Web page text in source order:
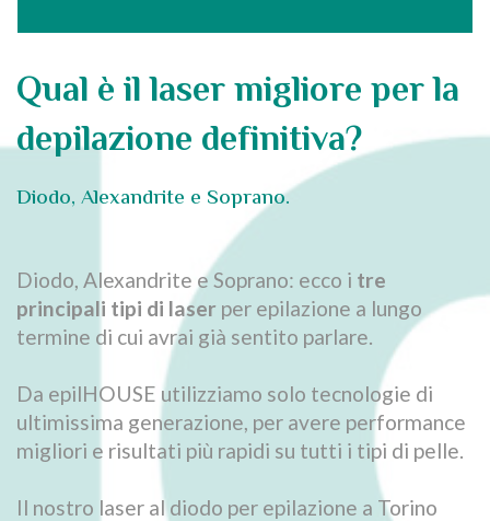
Qual è il laser migliore per la
depilazione definitiva?
Diodo, Alexandrite e Soprano.
Diodo, Alexandrite e Soprano: ecco i tre
principali tipi di laser per epilazione a lungo
termine di cui avrai già sentito parlare.
Da epilHOUSE utilizziamo solo tecnologie di
ultimissima generazione, per avere performance
migliori e risultati più rapidi su tutti i tipi di pelle.
Il nostro laser al diodo per epilazione a Torino